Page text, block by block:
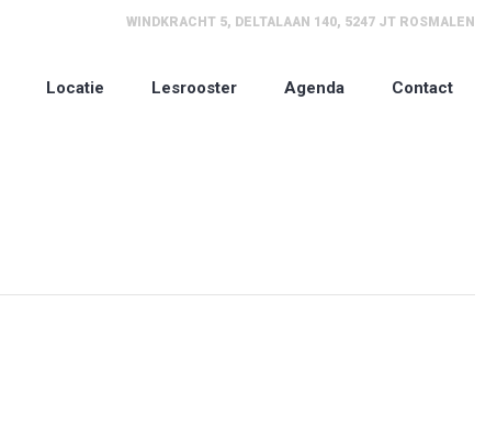
WINDKRACHT 5, DELTALAAN 140, 5247 JT ROSMALEN
Locatie Lesrooster Agenda Contact